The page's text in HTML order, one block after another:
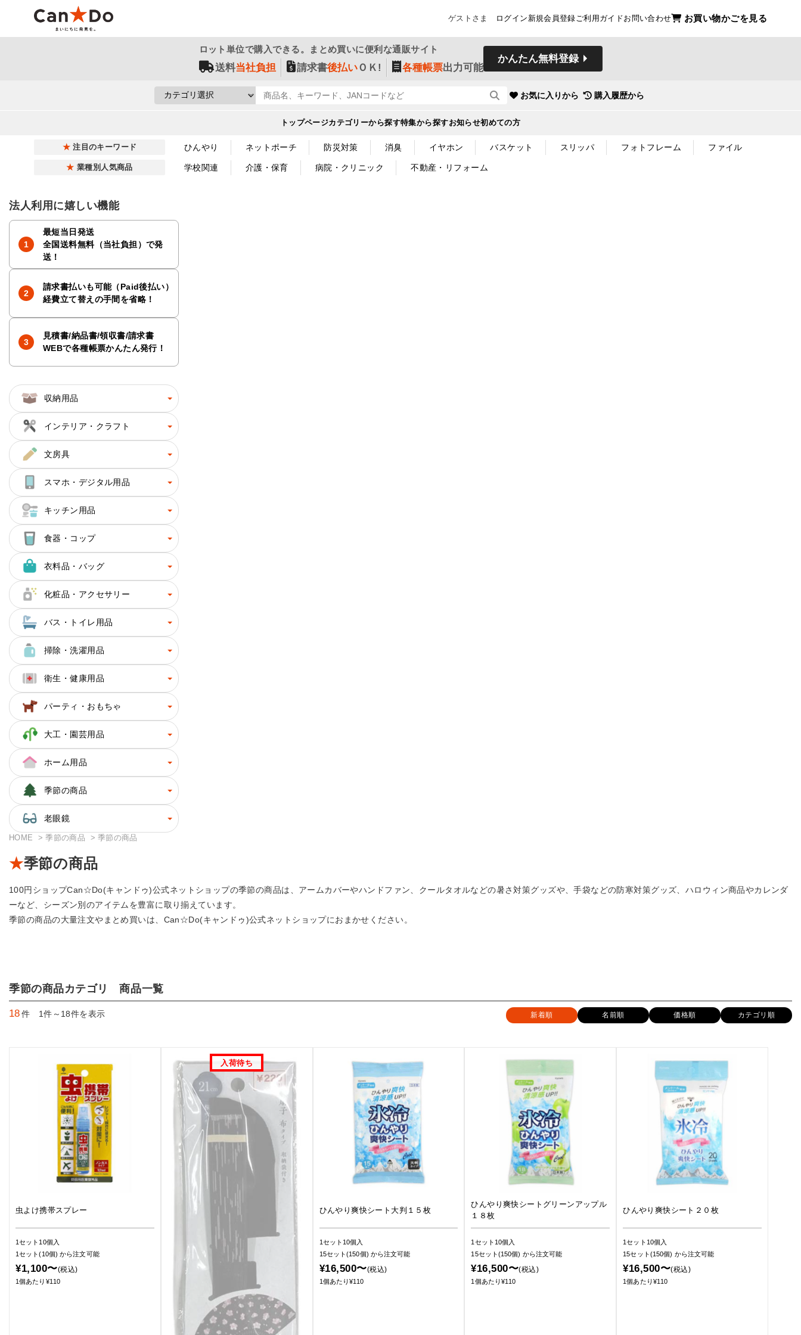
ゲストさま ログイン 新規会員登録ご利用ガイドお問い合わせ お買い物かごを見る
ロット単位で購入できる。まとめ買いに便利な通販サイト
送料当社負担 請求書後払いＯＫ! 各種帳票出力可能
かんたん無料登録
お気に入りから 購入履歴から
トップページカテゴリーから探す特集から探すお知らせ初めての方
注目のキーワード ひんやり ネットポーチ 防災対策 消臭 イヤホン バスケット スリッパ フォトフレーム ファイル
業種別人気商品 学校関連 介護・保育 病院・クリニック 不動産・リフォーム
HOME 季節の商品 季節の商品
季節の商品
100円ショップCan☆Do(キャンドゥ)公式ネットショップの季節の商品は、アームカバーやハンドファン、クールタオルなどの暑さ対策グッズや、手袋などの防寒対策グッズ、ハロウィン商品やカレンダ
ーなど、シーズン別のアイテムを豊富に取り揃えています。
季節の商品の大量注文やまとめ買いは、Can☆Do(キャンドゥ)公式ネットショップにおまかせください。
季節の商品カテゴリ 商品一覧
18件 1件～18件を表示 新着順 名前順 価格順 カテゴリ順
虫よけ携帯スプレー
1セット10個入
1セット(10個)から注文可能
¥1,100〜(税込)
1個あたり¥110
ひんやり爽快シート大判１５枚
1セット10個入
15セット(150個) から注文可能
¥16,500〜(税込)
1個あたり¥110
ひんやり爽快シートグリーンアップル
１８枚
1セット10個入
15セット(150個) から注文可能
¥16,500〜(税込)
1個あたり¥110
ひんやり爽快シート２０枚
1セット10個入
15セット(150個) から注文可能
¥16,500〜(税込)
1個あたり¥110
法人利用に嬉しい機能
最短当日発送
全国送料無料（当社負担）で発
送！
請求書払いも可能（Paid後払い）
経費立て替えの手間を省略！
見積書/納品書/領収書/請求書
WEBで各種帳票かんたん発行！
収納用品
インテリア・クラフト
文房具
スマホ・デジタル用品
キッチン用品
食器・コップ
衣料品・バッグ
化粧品・アクセサリー
バス・トイレ用品
掃除・洗濯用品
衛生・健康用品
パーティ・おもちゃ
大工・園芸用品
ホーム用品
季節の商品
老眼鏡